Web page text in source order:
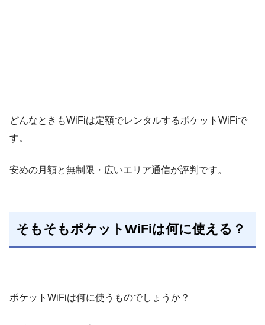
どんなときもWiFiは定額でレンタルするポケットWiFiで
す。
安めの月額と無制限・広いエリア通信が評判です。
そもそもポケットWiFiは何に使える？
ポケットWiFiは何に使うものでしょうか？